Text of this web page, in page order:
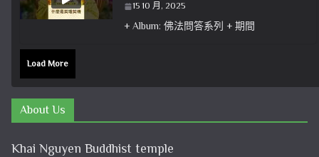
15 10 月, 2025
+ Album: 佛法問答系列 + 期間
Load More
About Us
Khai Nguyen Buddhist temple